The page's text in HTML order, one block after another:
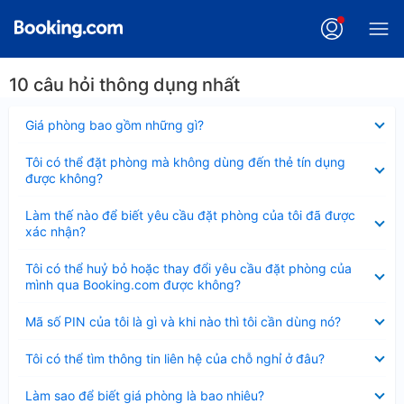
10 câu hỏi thông dụng nhất
Giá phòng bao gồm những gì?
thu
Tôi có thể đặt phòng mà không dùng đến thẻ tín dụng
được không?
thu
gọn
Làm thế nào để biết yêu cầu đặt phòng của tôi đã được
xác nhận?
thu
gọn
Tôi có thể huỷ bỏ hoặc thay đổi yêu cầu đặt phòng của
mình qua Booking.com được không?
thu
gọn
Mã số PIN của tôi là gì và khi nào thì tôi cần dùng nó?
thu
Tôi có thể tìm thông tin liên hệ của chỗ nghỉ ở đâu?
thu
Làm sao để biết giá phòng là bao nhiêu?
thu